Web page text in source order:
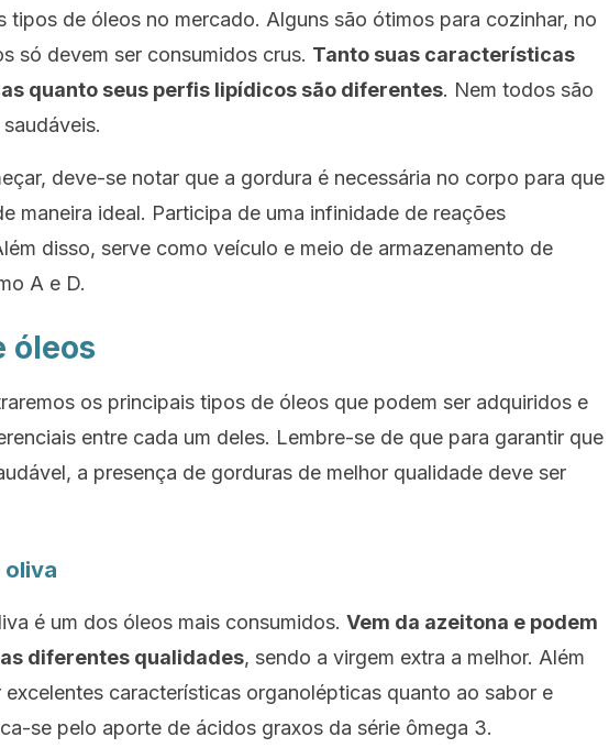
tipos de óleos no mercado. Alguns são ótimos para cozinhar, no
só devem ser consumidos crus. Tanto suas características
quanto seus perfis lipídicos são diferentes. Nem todos são
deve-se notar que a gordura é necessária no corpo para que
maneira ideal. Participa de uma infinidade de reações
disso, serve como veículo e meio de armazenamento de
A e D.
óleos
os principais tipos de óleos que podem ser adquiridos e
entre cada um deles. Lembre-se de que para garantir que
a presença de gorduras de melhor qualidade deve ser
oliva
é um dos óleos mais consumidos. Vem da azeitona e podem
diferentes qualidades, sendo a virgem extra a melhor. Além
excelentes características organolépticas quanto ao sabor e
se pelo aporte de ácidos graxos da série ômega 3.